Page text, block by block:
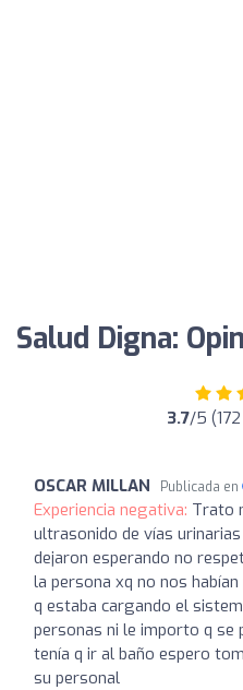
Salud Digna:
3.7/5
OSCAR MILLAN Publicada en
Experiencia negativa: Trato
ultrasonido de vías
dejaron esperando no
la persona xq no nos
q estaba cargando el
personas ni le importo q se
tenía q ir al baño espero
su personal